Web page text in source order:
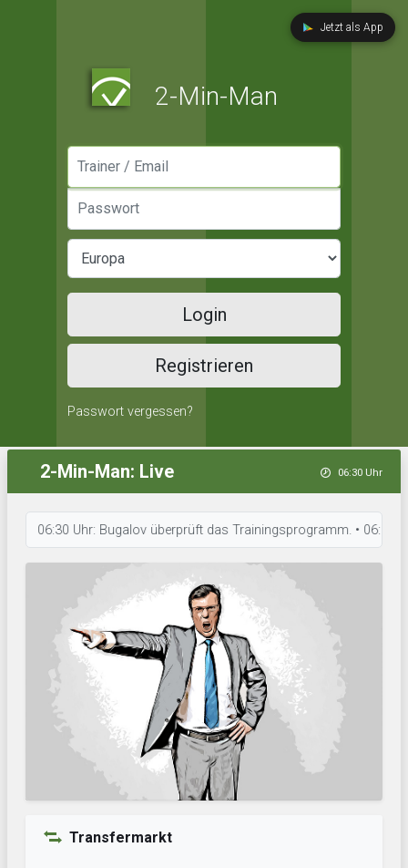
Jetzt als App
2-Min-Man
Login
Registrieren
Passwort vergessen?
2-Min-Man: Live 06:30 Uhr
06:30 Uhr: Bugalov überprüft das Trainingsprogramm. • 06:30
Transfermarkt